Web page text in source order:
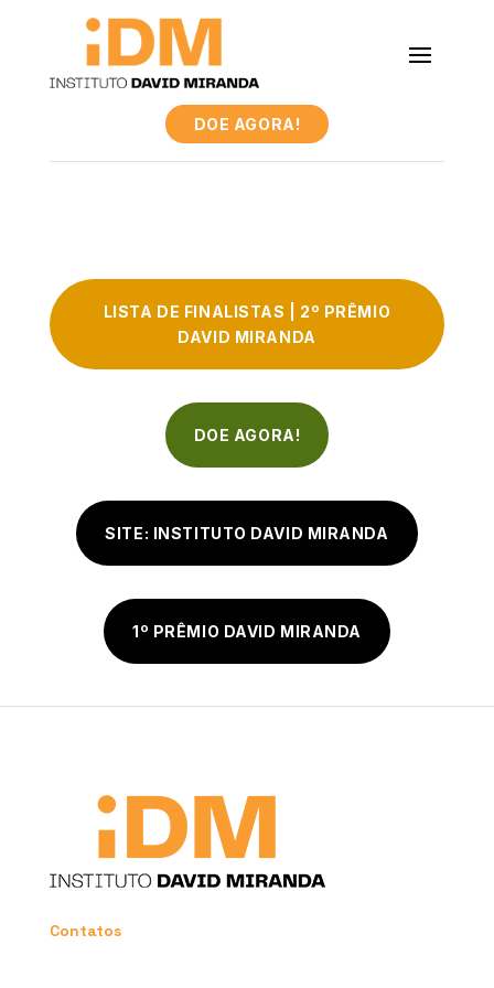
DOE AGORA!
LISTA DE FINALISTAS | 2º PRÊMIO
DAVID MIRANDA
DOE AGORA!
SITE: INSTITUTO DAVID MIRANDA
1º PRÊMIO DAVID MIRANDA
Contatos